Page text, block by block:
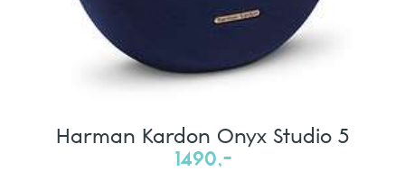
Harman Kardon Onyx Studio 5
1490,-